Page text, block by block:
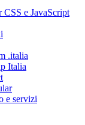
CSS e JavaScript
.italia
Italia
e servizi